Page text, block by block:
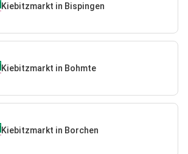
Kiebitzmarkt in Bispingen
Kiebitzmarkt in Bohmte
Kiebitzmarkt in Borchen